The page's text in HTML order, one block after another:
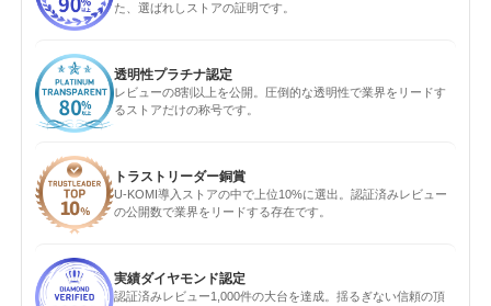
た、選ばれしストアの証明です。
透明性プラチナ認定
レビューの8割以上を公開。圧倒的な透明性で業界をリードす
るストアだけの称号です。
トラストリーダー銅賞
U-KOMI導入ストアの中で上位10%に選出。認証済みレビュー
の公開数で業界をリードする存在です。
実績ダイヤモンド認定
認証済みレビュー1,000件の大台を達成。揺るぎない信頼の頂